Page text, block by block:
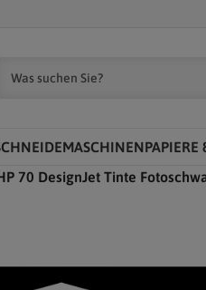
PAPIERE
70 DesignJet Tinte